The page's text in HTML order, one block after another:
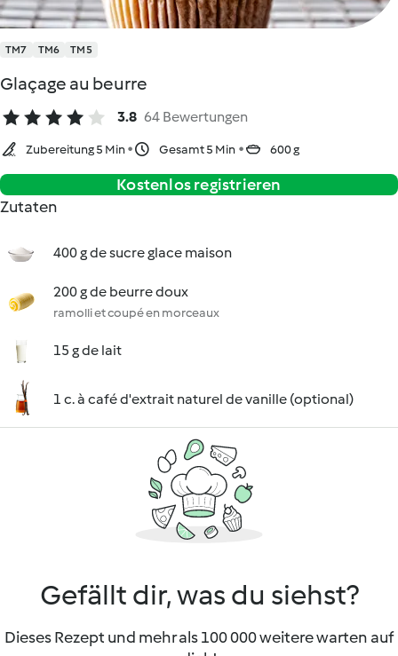
TM7 TM6 TM5
Glaçage au beurre
3.8 64 Bewertungen
Zubereitung 5 Min Gesamt 5 Min 600 g
Kostenlos registrieren
Zutaten
400 g de sucre glace maison
200 g de beurre doux
ramolli et coupé en morceaux
15 g de lait
1 c. à café d'extrait naturel de vanille (optional)
Gefällt dir, was du siehst?
Dieses Rezept und mehr als 100 000 weitere warten auf